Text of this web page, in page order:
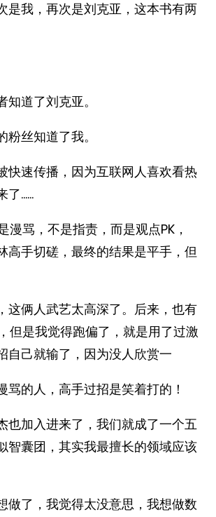
是我，再次是刘克亚，这本书有两
道了刘克亚。
丝知道了我。
快速传播，因为互联网人喜欢看热
了……
漫骂，不是指责，而是观点PK，
高手切磋，最终的结果是平手，但
这俩人武艺太高深了。后来，也有
但是我觉得跑偏了，就是用了过激
自己就输了，因为没人欣赏一
骂的人，高手过招是笑着打的！
也加入进来了，我们就成了一个五
智囊团，其实我最擅长的领域应该
做了，我觉得太没意思，我想做数